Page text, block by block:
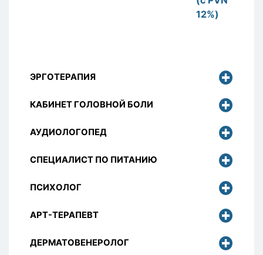
12%)
ЭРГОТЕРАПИЯ
КАБИНЕТ ГОЛОВНОЙ БОЛИ
АУДИОЛОГОПЕД
СПЕЦИАЛИСТ ПО ПИТАНИЮ
ПСИХОЛОГ
АРТ-ТЕРАПЕВТ
ДЕРМАТОВЕНЕРОЛОГ